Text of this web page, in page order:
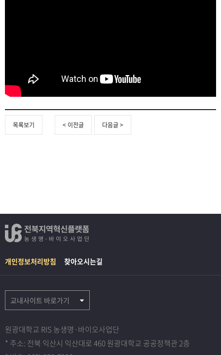
목록보기 < 이전글 다음글 >
개인정보처리방침 찾아오시는길
원광대학교 RIS 농생명·바이오사업단
* 주소: 전북 익산시 익산대로 460 원광대학교 공공정책관 2층
교내사이트 바로가기